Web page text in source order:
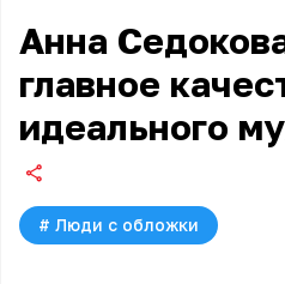
Анна
главное
идеального
# Люди с обложки